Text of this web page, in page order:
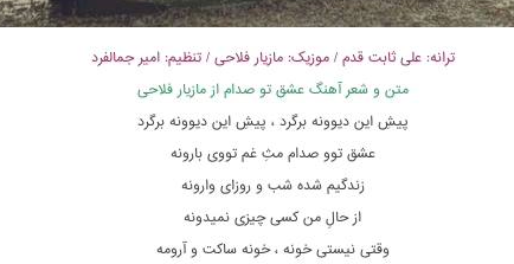
ترانه: علی ثابت قدم / موزیک: مازیار فلاحی / تنظیم: امیر جمالفرد
متن و شعر آهنگ عشق تو صدام از مازیار فلاحی
پیشِ این دیوونه برگرد ، پیشِ این دیوونه برگرد
عشق توو صدام مثِ غم تووی بارونه
زندگیم شده شب و روزای وارونه
از حالِ من کسی چیزی نمیدونه
وقتی نیستی خونه ، خونه ساکت و آرومه